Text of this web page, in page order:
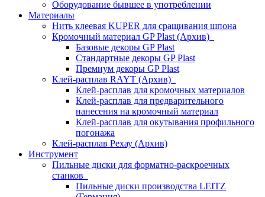
Оборудование бывшее в употреблении
Материалы
Нить клеевая KUPER для сращивания шпона
Кромочный материал GP Plast (Архив)
Базовые декоры GP Plast
Стандартные декоры GP Plast
Премиум декоры GP Plast
Клей-расплав RAYT (Архив)
Клей-расплав для кромочных материалов
Клей-расплав для предварительного
нанесения на кромочный материал
Клей-расплав для окутывания профильного
погонажа
Клей-расплав Рехау (Архив)
Инструмент
Пильные диски для форматно-раскроечных
станков
Пильные диски производства LEITZ